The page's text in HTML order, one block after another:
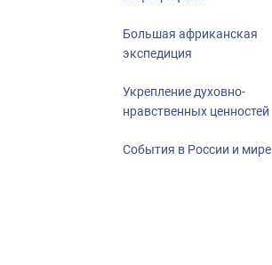
Большая африканская
экспедиция
Укрепление духовно-
нравственных ценностей
События в России и мире